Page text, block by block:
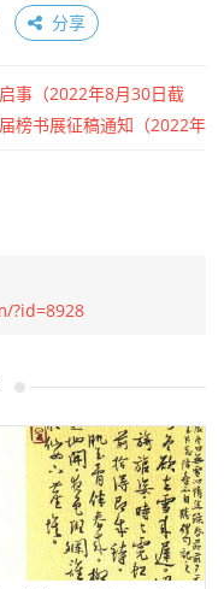
分享
事（2022年8月30日截
榜书展征稿通知（2022年
?id=8928